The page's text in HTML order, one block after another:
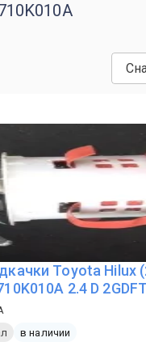
Toyota Hilux
2.4 D
в наличии